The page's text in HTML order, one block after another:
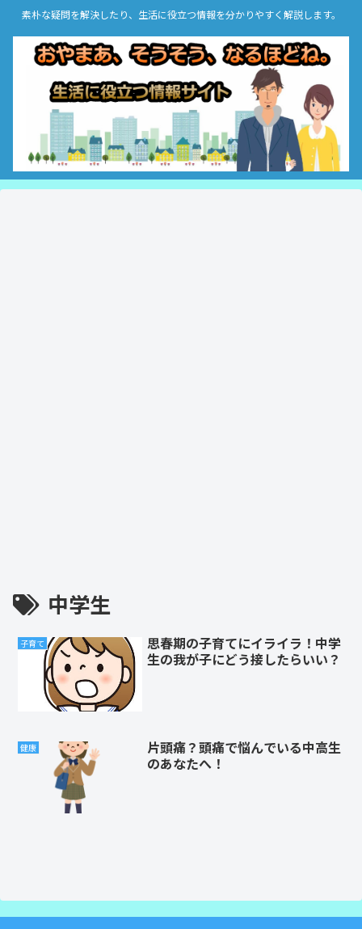
素朴な疑問を解決したり、生活に役立つ情報を分かりやすく解説します。
中学生
子育て
思春期の子育てにイライラ！中学
生の我が子にどう接したらいい？
健康
片頭痛？頭痛で悩んでいる中高生
のあなたへ！